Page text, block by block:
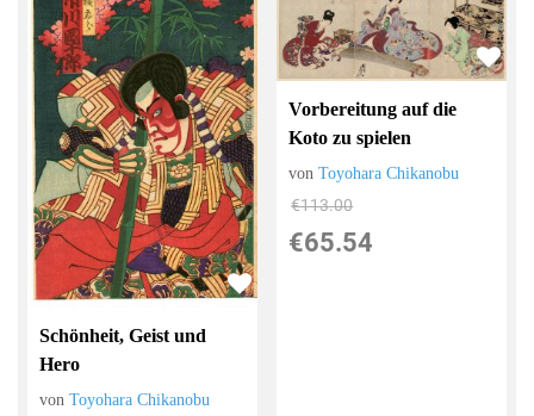
Schönheit, Geist und
Hero
vonToyohara Chikanobu
Vorbereitung auf die
Koto zu spielen
vonToyohara Chikanobu
€113.00
€65.54